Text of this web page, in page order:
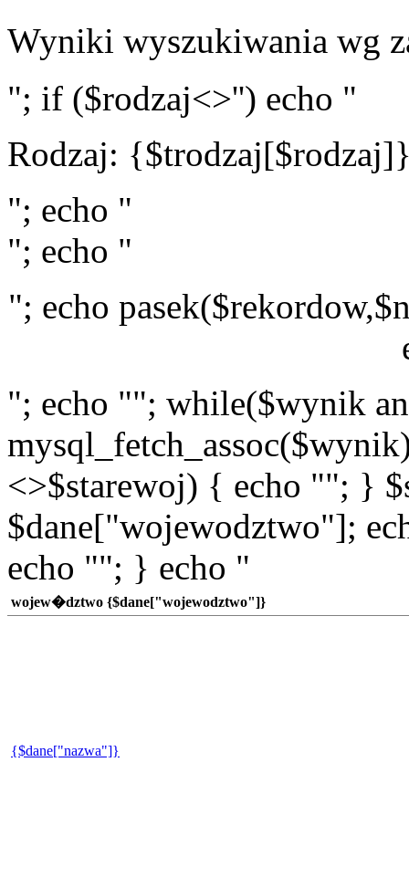
Wyniki wyszukiwania wg
"; if ($rodzaj<>'') echo "
Rodzaj:
"; echo "
"; echo "
"; echo
"; echo ""; while($wynik
<>$starewoj) { echo ""; }
$dane["wojewodztwo"];
echo ""; } echo "
wojew�dztwo {$dane["wojewodztwo"]}
{$dane["nazwa"]}